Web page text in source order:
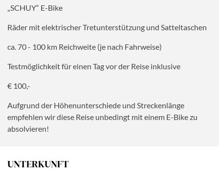
„SCHUY“ E-Bike
Räder mit elektrischer Tretunterstützung und Satteltaschen
ca. 70 - 100 km Reichweite (je nach Fahrweise)
Testmöglichkeit für einen Tag vor der Reise inklusive
€ 100,-
Aufgrund der Höhenunterschiede und Streckenlänge
empfehlen wir diese Reise unbedingt mit einem E-Bike zu
absolvieren!
UNTERKUNFT